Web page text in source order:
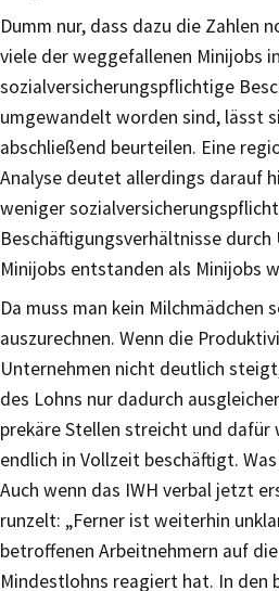
Dumm nur, dass dazu die Zahlen
viele der weggefallenen Minijobs in
sozialversicherungspflichtige
umgewandelt worden sind, lässt
abschließend beurteilen. Eine
Analyse deutet allerdings darauf
weniger
Beschäftigungsverhältnisse durch
Minijobs entstanden als Minijobs
Da muss man kein Milchmädchen
auszurechnen. Wenn die
Unternehmen nicht deutlich
des Lohns nur dadurch
prekäre Stellen streicht und
endlich in Vollzeit beschäftigt.
Auch wenn das IWH verbal jetzt
runzelt: „Ferner ist weiterhin
betroffenen Arbeitnehmern auf
Mindestlohns reagiert hat. In den